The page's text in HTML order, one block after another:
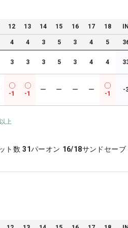
12 13 14 15 16 17 18
4 4 3 5 3 4 5
3 3 3 5 3 4 4
-1 -1
ー ー ー ー
-1
-
上
ト数 31パーオン 16/18サンドセーブ